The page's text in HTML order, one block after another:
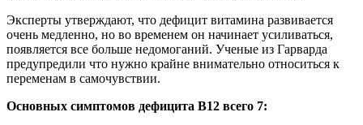
Эксперты утверждают, что дефицит витамина развивается
очень медленно, но во временем он начинает усиливаться,
появляется все больше недомоганий. Ученые из Гарварда
предупредили что нужно крайне внимательно относиться к
переменам в самочувствии.
Основных симптомов дефицита B12 всего 7: